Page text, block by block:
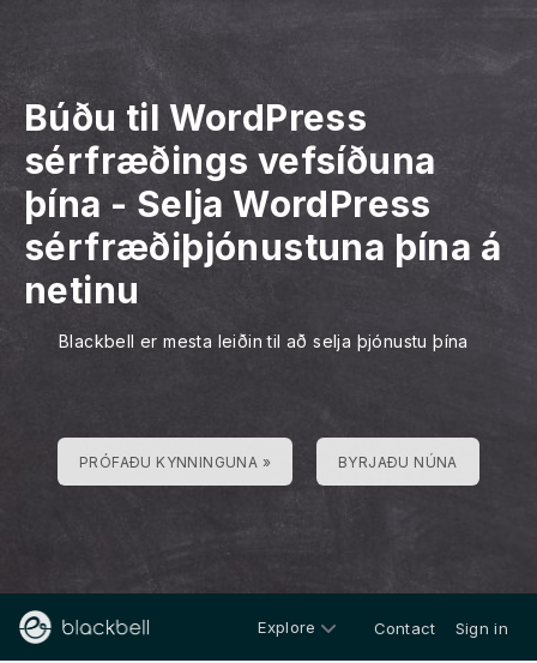
Búðu til WordPress
sérfræðings vefsíðuna
þína - Selja WordPress
sérfræðiþjónustuna þína á
netinu
Blackbell er mesta leiðin til að selja þjónustu þína
PRÓFAÐU KYNNINGUNA » BYRJAÐU NÚNA
Explore Contact Sign in